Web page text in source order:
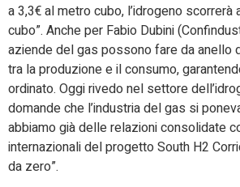
a 3,3€ al metro cubo, l’idrogeno scorrerà
cubo”. Anche per Fabio Dubini
aziende del gas possono fare da anello
tra la produzione e il consumo,
ordinato. Oggi rivedo nel settore
domande che l’industria del gas si
abbiamo già delle relazioni consolidate
internazionali del progetto South H2
da zero”.